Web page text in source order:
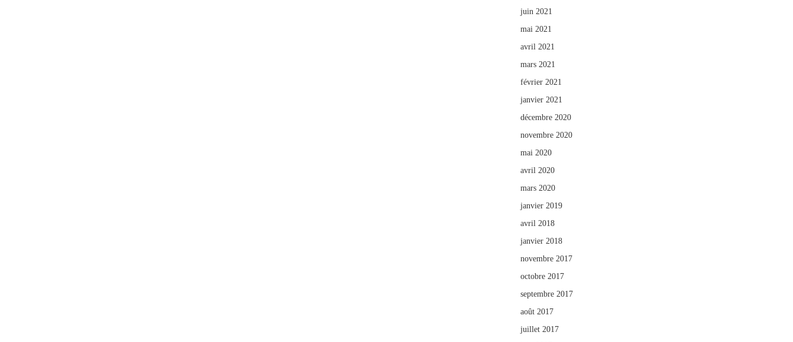
juin 2021
mai 2021
avril 2021
mars 2021
février 2021
janvier 2021
décembre 2020
novembre 2020
mai 2020
avril 2020
mars 2020
janvier 2019
avril 2018
janvier 2018
novembre 2017
octobre 2017
septembre 2017
août 2017
juillet 2017